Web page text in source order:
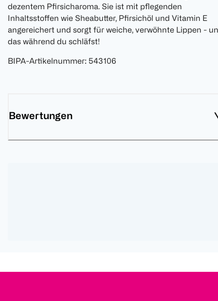
dezentem Pfirsicharoma. Sie ist mit pflegenden
Inhaltsstoffen wie Sheabutter, Pfirsichöl und Vitamin E
angereichert und sorgt für weiche, verwöhnte Lippen -
das während du schläfst!
BIPA-Artikelnummer: 543106
Bewertungen